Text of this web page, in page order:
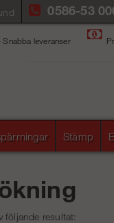
0586-53
leveranser
Stämp
följande resultat: